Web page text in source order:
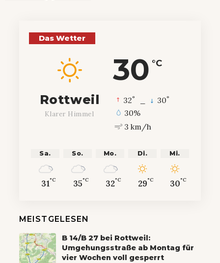
Das Wetter
30 °C
Rottweil
Klarer Himmel
32° 30°
30%
3 km/h
Sa.
31°C
So.
35°C
Mo.
32°C
Di.
29°C
Mi.
30°C
MEISTGELESEN
B 14/B 27 bei Rottweil:
Umgehungsstraße ab Montag für
vier Wochen voll gesperrt